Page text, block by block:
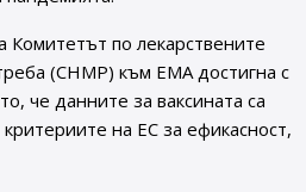
по лекарствените
(CHMP) към ЕМА достигна с
че данните за ваксината са
на ЕС за ефикасност,